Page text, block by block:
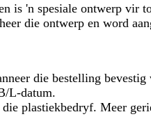
is 'n spesiale ontwerp vir
die ontwerp en word
die bestelling
L-datum.
plastiekbedryf. Meer